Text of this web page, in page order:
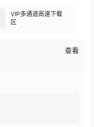
VIP多通道高速下载
区
查看